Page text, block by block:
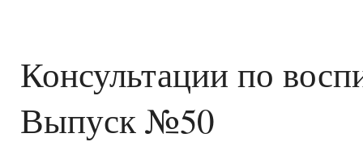
Консультации по
Выпуск №50